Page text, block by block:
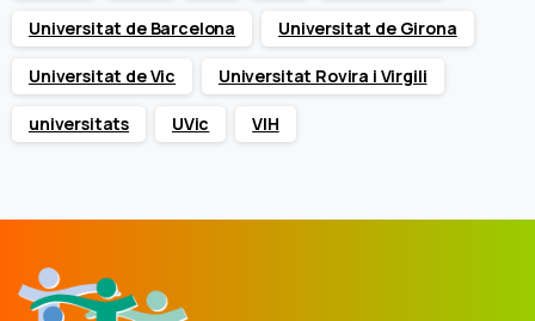
Universitat de Barcelona Universitat de Girona
Universitat de Vic Universitat Rovira i Virgili
universitats UVic VIH